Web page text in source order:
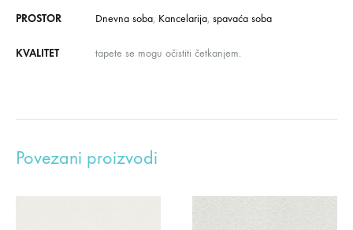
PROSTOR Dnevna soba, Kancelarija, spavaća soba
KVALITET tapete se mogu očistiti četkanjem.
Povezani proizvodi